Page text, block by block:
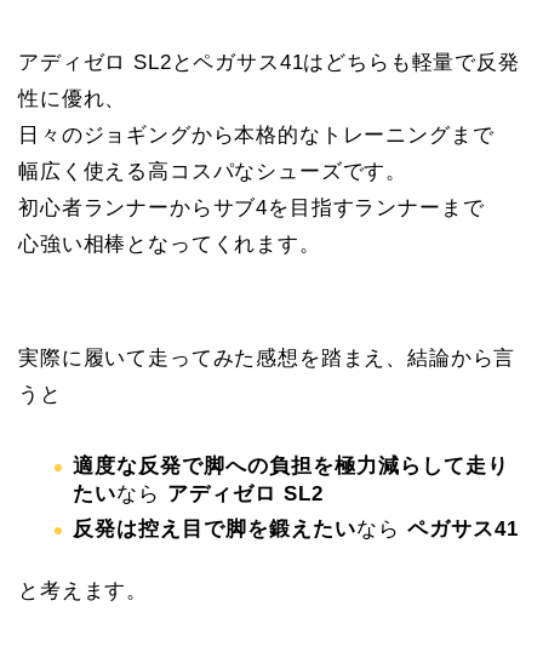
アディゼロ SL2とペガサス41はどちらも軽量で反発
性に優れ、
日々のジョギングから本格的なトレーニングまで
幅広く使える高コスパなシューズです。
初心者ランナーからサブ4を目指すランナーまで
心強い相棒となってくれます。
実際に履いて走ってみた感想を踏まえ、結論から言
うと
適度な反発で脚への負担を極力減らして走り
たいなら アディゼロ SL2
反発は控え目で脚を鍛えたいなら ペガサス41
と考えます。